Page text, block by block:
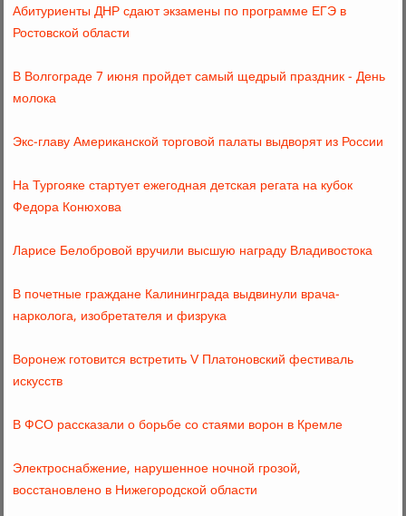
Абитуриенты ДНР сдают экзамены по программе ЕГЭ в
Ростовской области
В Волгограде 7 июня пройдет самый щедрый праздник - День
молока
Экс-главу Американской торговой палаты выдворят из России
На Тургояке стартует ежегодная детская регата на кубок
Федора Конюхова
Ларисе Белобровой вручили высшую награду Владивостока
В почетные граждане Калининграда выдвинули врача-
нарколога, изобретателя и физрука
Воронеж готовится встретить V Платоновский фестиваль
искусств
В ФСО рассказали о борьбе со стаями ворон в Кремле
Электроснабжение, нарушенное ночной грозой,
восстановлено в Нижегородской области